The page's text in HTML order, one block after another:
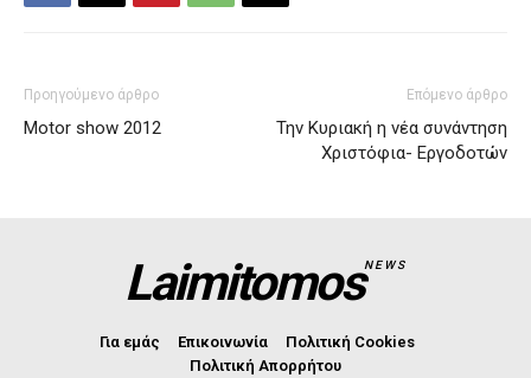
Προηγούμενο άρθρο
Motor show 2012
Επόμενο άρθρο
Την Κυριακή η νέα συνάντηση
Χριστόφια- Εργοδοτών
LaimitomosNEWS
Για εμάς Επικοινωνία
Πολιτική Cookies
Πολιτική Απορρήτου